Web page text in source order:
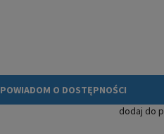
POWIADOM O DOSTĘPNOŚCI
dodaj do